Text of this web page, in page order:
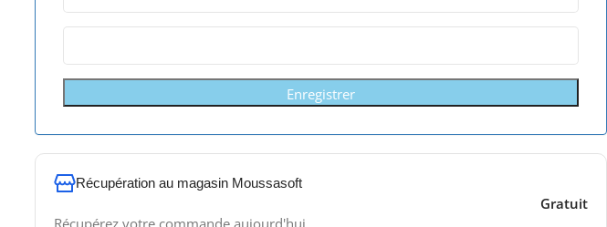
Enregistrer
Récupération au magasin Moussasoft
Récupérez votre commande aujourd'hui.
Gratuit